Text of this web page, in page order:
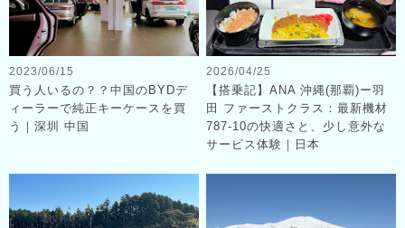
2023/06/15
買う人いるの？？中国のBYDデ
ィーラーで純正キーケースを買
う｜深圳 中国
2026/04/25
【搭乗記】ANA 沖縄(那覇)ー羽
田 ファーストクラス：最新機材
787-10の快適さと、少し意外な
サービス体験｜日本